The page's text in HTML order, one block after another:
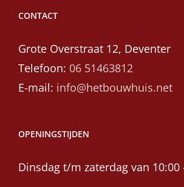
CONTACT
Grote Overstraat 12, Deventer
Telefoon: 06 51463812
E-mail: info@hetbouwhuis.net
OPENINGSTIJDEN
Dinsdag t/m zaterdag van 10:00